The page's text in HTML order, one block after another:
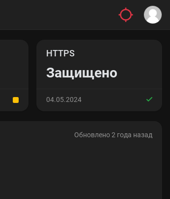
HTTPS
Защищено
04.05.2024
Обновлено 2 года назад